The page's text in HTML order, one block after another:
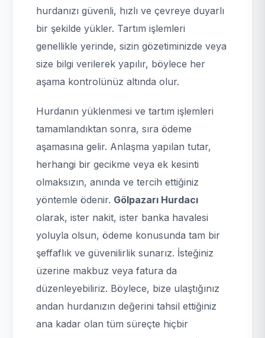
hurdanızı güvenli, hızlı ve çevreye duyarlı
bir şekilde yükler. Tartım işlemleri
genellikle yerinde, sizin gözetiminizde veya
size bilgi verilerek yapılır, böylece her
aşama kontrolünüz altında olur.
Hurdanın yüklenmesi ve tartım işlemleri
tamamlandıktan sonra, sıra ödeme
aşamasına gelir. Anlaşma yapılan tutar,
herhangi bir gecikme veya ek kesinti
olmaksızın, anında ve tercih ettiğiniz
yöntemle ödenir. Gölpazarı Hurdacı
olarak, ister nakit, ister banka havalesi
yoluyla olsun, ödeme konusunda tam bir
şeffaflık ve güvenilirlik sunarız. İsteğiniz
üzerine makbuz veya fatura da
düzenleyebiliriz. Böylece, bize ulaştığınız
andan hurdanızın değerini tahsil ettiğiniz
ana kadar olan tüm süreçte hiçbir